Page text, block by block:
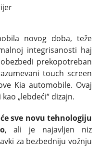
novog doba, teže
integrisanosti haj
prekopotreban
touch screen
Kia automobile. Ovaj
„lebdeći“ dizajn.
sve novu tehnologiju
, ali je najavljen niz
za bezbedniju vožnju